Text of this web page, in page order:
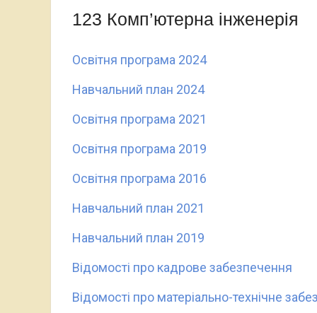
123 Комп’ютерна інженерія
Освітня програма 2024
Навчальний план 2024
Освітня програма 2021
Освітня програма 2019
Освітня програма 2016
Навчальний план 2021
Навчальний план 2019
Відомості про кадрове забезпечення
Відомості про матеріально-технічне